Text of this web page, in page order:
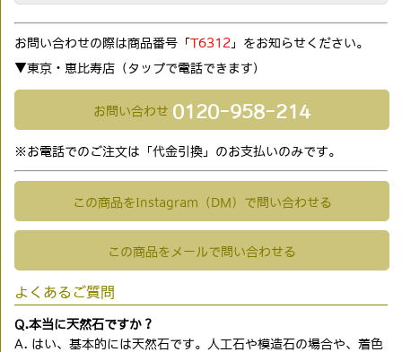
お問い合わせの際は商品番号「 T6312 」をお知らせください。
▼東京・恵比寿店（タップで電話できます)
お問い合わせ 0120-958-214
※お電話でのご注文は「代金引換」のお支払いのみです。
この商品をInstagram（DM）で問い合わせる
この商品をメールで問い合わせる
よくあるご質問
Q.本当に天然石ですか？
A. はい、基本的には天然石です。人工石や模造石の場合や、着色